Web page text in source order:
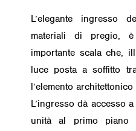
L’elegante ingresso
materiali di pregio,
importante scala che,
luce posta a soffitto
l’elemento
L’ingresso dà accesso
unità al primo piano